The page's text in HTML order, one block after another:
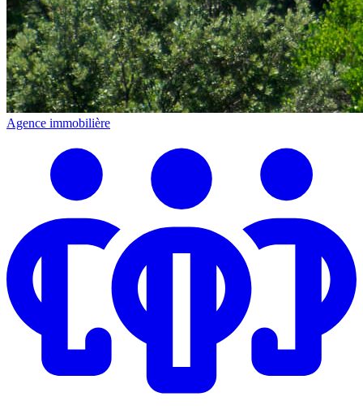
Agence immobilière